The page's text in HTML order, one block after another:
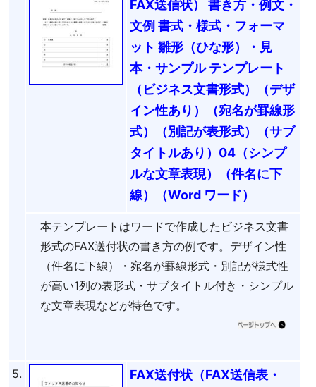
FAX送信状） 書き方・例文・
文例 書式・様式・フォーマ
ット 雛形（ひな形）・見
本・サンプル テンプレート
（ビジネス文書形式）（デザ
イン性あり）（宛名が罫線形
式）（別記が表形式）（サブ
タイトルあり）04（シンプ
ルな文章表現）（件名に下
線）（Word ワード）
本テンプレートはワードで作成したビジネス文書
形式のFAX送付状の書き方の例です。デザイン性
（件名に下線）・宛名が罫線形式・別記が様式性
が高い1列の表形式・サブタイトル付き・シンプル
な文章表現などが特色です。
5.
FAX送付状（FAX送信表・